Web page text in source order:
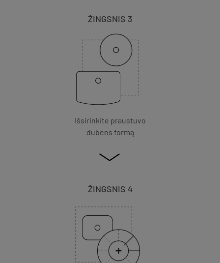
ŽINGSNIS 3
Išsirinkite praustuvo
dubens formą
ŽINGSNIS 4